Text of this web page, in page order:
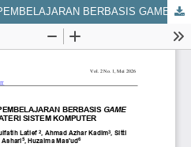
PENGEMBANGAN MEDIA PEMBELAJARAN BERBASIS GAME EDUKASI PADA MATERI SISTEM KOMPUTER